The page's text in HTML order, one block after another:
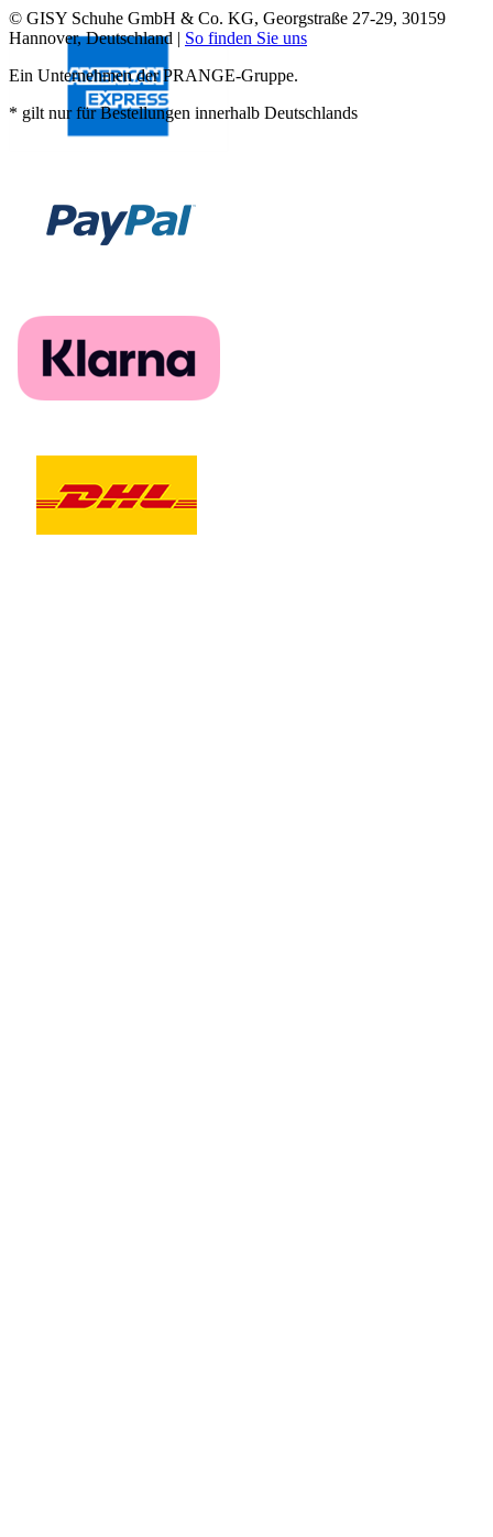
© GISY Schuhe GmbH & Co. KG, Georgstraße 27-29, 30159
Hannover, Deutschland | So finden Sie uns
Ein Unternehmen der PRANGE-Gruppe.
* gilt nur für Bestellungen innerhalb Deutschlands